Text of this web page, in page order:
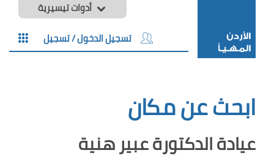
أدوات تيسيرية
تسجيل الدخول / تسجيل
ابحث عن مكان
عيادة الدكتورة عبير هنية